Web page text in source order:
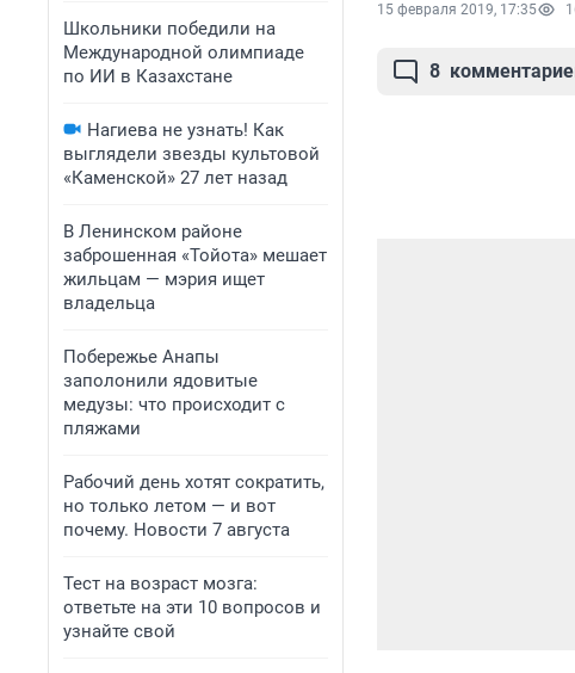
Школьники победили на
Международной олимпиаде
по ИИ в Казахстане
Нагиева не узнать! Как
выглядели звезды культовой
«Каменской» 27 лет назад
В Ленинском районе
заброшенная «Тойота» мешает
жильцам — мэрия ищет
владельца
Побережье Анапы
заполонили ядовитые
медузы: что происходит с
пляжами
Рабочий день хотят сократить,
но только летом — и вот
почему. Новости 7 августа
Тест на возраст мозга:
ответьте на эти 10 вопросов и
узнайте свой
15 февраля 2019, 17:35
8